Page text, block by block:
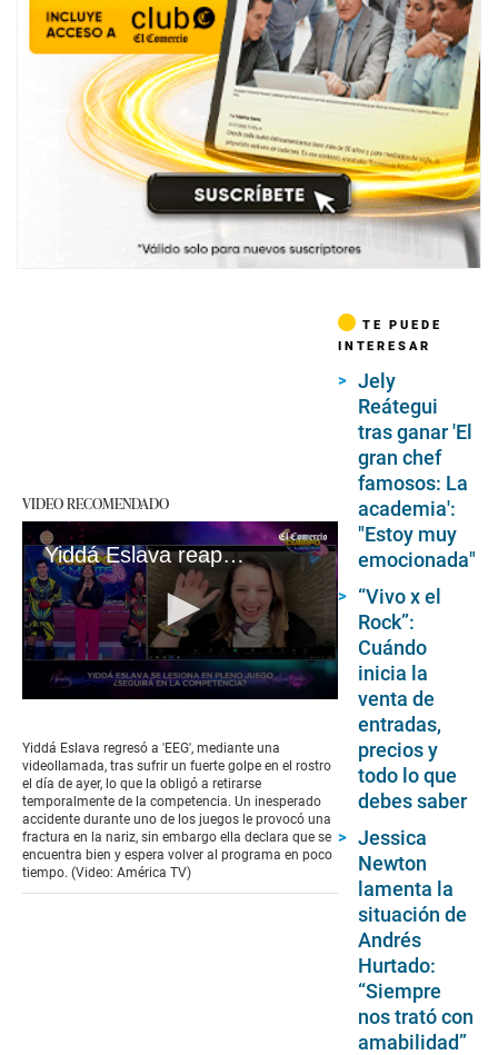
VIDEO RECOMENDADO
Yiddá Eslava reaparece en 'Esto es Guerra' tras sufrir grave accidente en competencia
of
3
minutes,
56
seconds
Yiddá Eslava regresó a 'EEG', mediante una
videollamada, tras sufrir un fuerte golpe en el rostro
el día de ayer, lo que la obligó a retirarse
temporalmente de la competencia. Un inesperado
accidente durante uno de los juegos le provocó una
fractura en la nariz, sin embargo ella declara que se
encuentra bien y espera volver al programa en poco
tiempo. (Video: América TV)
TE PUEDE
INTERESAR
Jely
Reátegui
tras ganar 'El
gran chef
famosos: La
academia':
"Estoy muy
emocionada"
“Vivo x el
Rock”:
Cuándo
inicia la
venta de
entradas,
precios y
todo lo que
debes saber
Jessica
Newton
lamenta la
situación de
Andrés
Hurtado:
“Siempre
nos trató con
amabilidad”